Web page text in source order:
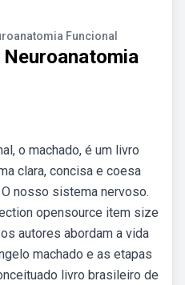
Funcional
o machado, é um livro
clara, concisa e coesa
nosso sistema nervoso.
opensource item size
autores abordam a vida
machado e as etapas
livro brasileiro de